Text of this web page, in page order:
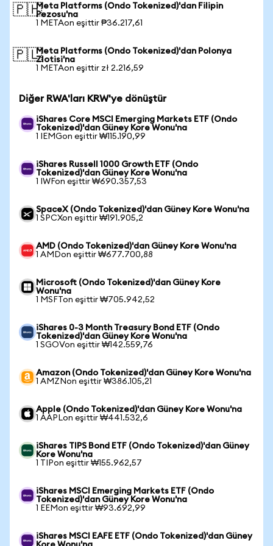
🇵🇭Meta Platforms (Ondo Tokenized)'dan Filipin
Pezosu'na
1 METAon eşittir ₱36.217,61
🇵🇱Meta Platforms (Ondo Tokenized)'dan Polonya
Zlotisi'na
1 METAon eşittir zł 2.216,59
Diğer RWA'ları KRW'ye dönüştür
iShares Core MSCI Emerging Markets ETF (Ondo
Tokenized)'dan Güney Kore Wonu'na
1 IEMGon eşittir ₩115.190,99
iShares Russell 1000 Growth ETF (Ondo
Tokenized)'dan Güney Kore Wonu'na
1 IWFon eşittir ₩690.357,53
SpaceX (Ondo Tokenized)'dan Güney Kore Wonu'na
1 SPCXon eşittir ₩191.905,2
AMD (Ondo Tokenized)'dan Güney Kore Wonu'na
1 AMDon eşittir ₩677.700,88
Microsoft (Ondo Tokenized)'dan Güney Kore
Wonu'na
1 MSFTon eşittir ₩705.942,52
iShares 0-3 Month Treasury Bond ETF (Ondo
Tokenized)'dan Güney Kore Wonu'na
1 SGOVon eşittir ₩142.559,76
Amazon (Ondo Tokenized)'dan Güney Kore Wonu'na
1 AMZNon eşittir ₩386.105,21
Apple (Ondo Tokenized)'dan Güney Kore Wonu'na
1 AAPLon eşittir ₩441.532,6
iShares TIPS Bond ETF (Ondo Tokenized)'dan Güney
Kore Wonu'na
1 TIPon eşittir ₩155.962,57
iShares MSCI Emerging Markets ETF (Ondo
Tokenized)'dan Güney Kore Wonu'na
1 EEMon eşittir ₩93.692,99
iShares MSCI EAFE ETF (Ondo Tokenized)'dan Güney